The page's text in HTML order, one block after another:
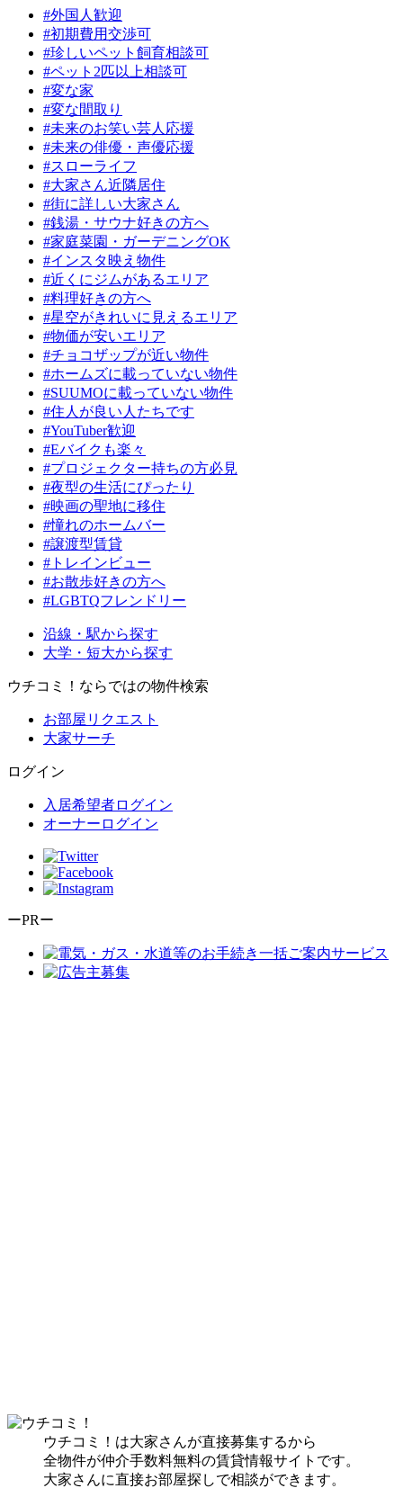
#外国人歓迎
#初期費用交渉可
#珍しいペット飼育相談可
#ペット2匹以上相談可
#変な家
#変な間取り
#未来のお笑い芸人応援
#未来の俳優・声優応援
#スローライフ
#大家さん近隣居住
#街に詳しい大家さん
#銭湯・サウナ好きの方へ
#家庭菜園・ガーデニングOK
#インスタ映え物件
#近くにジムがあるエリア
#料理好きの方へ
#星空がきれいに見えるエリア
#物価が安いエリア
#チョコザップが近い物件
#ホームズに載っていない物件
#SUUMOに載っていない物件
#住人が良い人たちです
#YouTuber歓迎
#Eバイクも楽々
#プロジェクター持ちの方必見
#夜型の生活にぴったり
#映画の聖地に移住
#憧れのホームバー
#譲渡型賃貸
#トレインビュー
#お散歩好きの方へ
#LGBTQフレンドリー
沿線・駅から探す
大学・短大から探す
ウチコミ！ならではの物件検索
お部屋リクエスト
大家サーチ
ログイン
入居希望者ログイン
オーナーログイン
ーPRー
ウチコミ！は大家さんが直接募集するから
全物件が仲介手数料無料の賃貸情報サイトです。
大家さんに直接お部屋探しで相談ができます。